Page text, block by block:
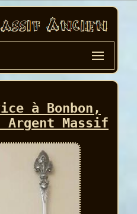
à Bonbon,
Argent Massif